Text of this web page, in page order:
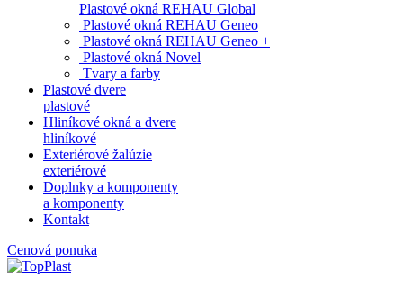
Plastové okná REHAU Global
Plastové okná REHAU Geneo
Plastové okná REHAU Geneo +
Plastové okná Novel
Tvary a farby
Plastové dvere
plastové
Hliníkové okná a dvere
hliníkové
Exteriérové žalúzie
exteriérové
Doplnky a komponenty
a komponenty
Kontakt
Cenová ponuka